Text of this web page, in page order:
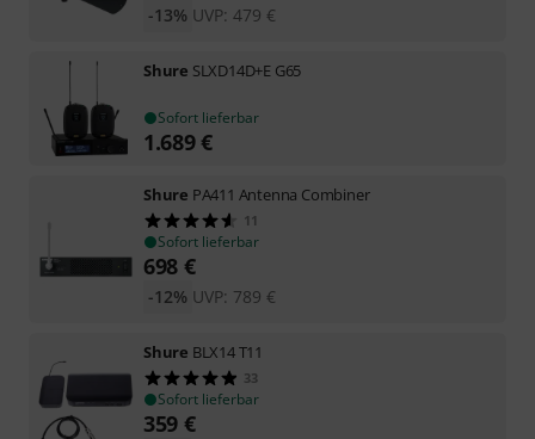
UVP: 479 €
-13%
Shure SLXD14D+E G65
Sofort lieferbar
1.689€
Shure PA411 Antenna Combiner
11
Sofort lieferbar
698 €
UVP: 789 €
-12%
Shure BLX14 T11
33
Sofort lieferbar
359 €